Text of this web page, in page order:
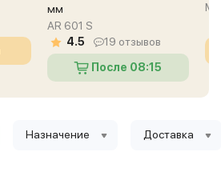
мм
AR 601 S
4.5
19 отзывов
После 08:15
Назначение Доставка